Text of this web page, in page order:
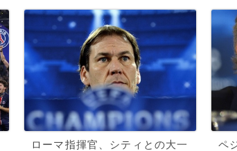
ローマ指揮官、シティとの大一
ペ